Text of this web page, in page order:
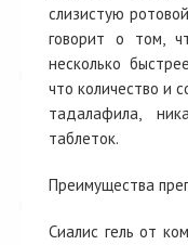
слизистую
говорит о том,
несколько
что количество и
тадалафила,
таблеток.
Преимущества
Сиалис гель от